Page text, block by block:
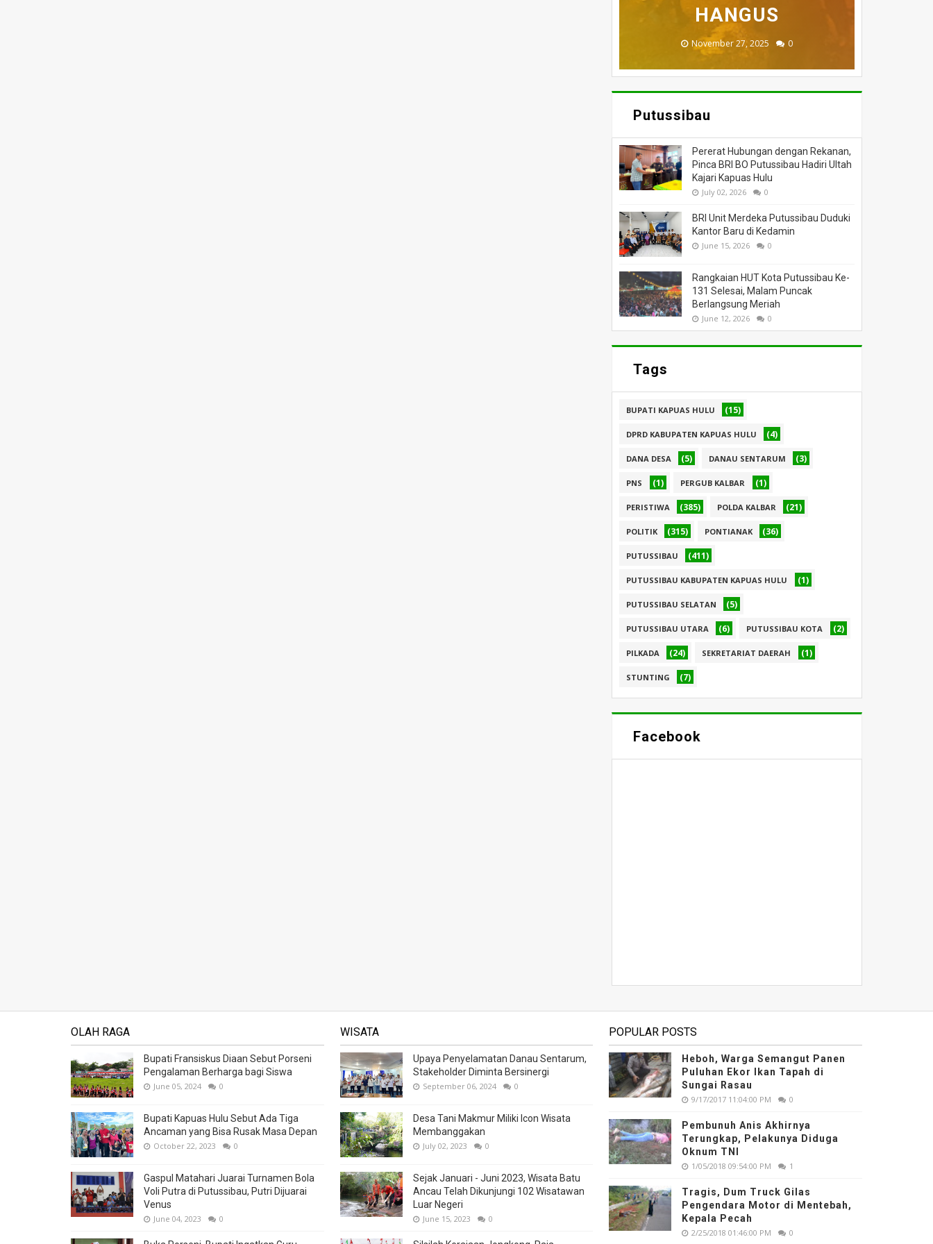
MENINGGAL DUNIA
July 05, 2026 0
HANGUS
November 27, 2025 0
BERI BANTUAN
March 26, 2025 0
DILALAP API
March 13, 2025 0
MASSA
February 18, 2025 0
Putussibau
Pererat Hubungan dengan Rekanan,
Pinca BRI BO Putussibau Hadiri Ultah
Kajari Kapuas Hulu
July 02, 2026 0
BRI Unit Merdeka Putussibau Duduki
Kantor Baru di Kedamin
June 15, 2026 0
Rangkaian HUT Kota Putussibau Ke-
131 Selesai, Malam Puncak
Berlangsung Meriah
June 12, 2026 0
Tags
BUPATI KAPUAS HULU (15)
DPRD KABUPATEN KAPUAS HULU (4)
DANA DESA (5) DANAU SENTARUM (3)
PNS (1) PERGUB KALBAR (1)
PERISTIWA (385) POLDA KALBAR (21)
POLITIK (315) PONTIANAK (36)
PUTUSSIBAU (411)
PUTUSSIBAU KABUPATEN KAPUAS HULU (1)
PUTUSSIBAU SELATAN (5)
PUTUSSIBAU UTARA (6) PUTUSSIBAU KOTA (2)
PILKADA (24) SEKRETARIAT DAERAH (1)
STUNTING (7)
Facebook
OLAH RAGA
Bupati Fransiskus Diaan Sebut Porseni
Pengalaman Berharga bagi Siswa
June 05, 2024 0
Bupati Kapuas Hulu Sebut Ada Tiga
Ancaman yang Bisa Rusak Masa Depan
October 22, 2023 0
Gaspul Matahari Juarai Turnamen Bola
Voli Putra di Putussibau, Putri Dijuarai
Venus
June 04, 2023 0
WISATA
Upaya Penyelamatan Danau Sentarum,
Stakeholder Diminta Bersinergi
September 06, 2024 0
Desa Tani Makmur Miliki Icon Wisata
Membanggakan
July 02, 2023 0
Sejak Januari - Juni 2023, Wisata Batu
Ancau Telah Dikunjungi 102 Wisatawan
Luar Negeri
June 15, 2023 0
POPULAR POSTS
Heboh, Warga Semangut Panen
Puluhan Ekor Ikan Tapah di
Sungai Rasau
9/17/2017 11:04:00 PM 0
Pembunuh Anis Akhirnya
Terungkap, Pelakunya Diduga
Oknum TNI
1/05/2018 09:54:00 PM 1
Tragis, Dum Truck Gilas
Pengendara Motor di Mentebah,
Kepala Pecah
2/25/2018 01:46:00 PM 0